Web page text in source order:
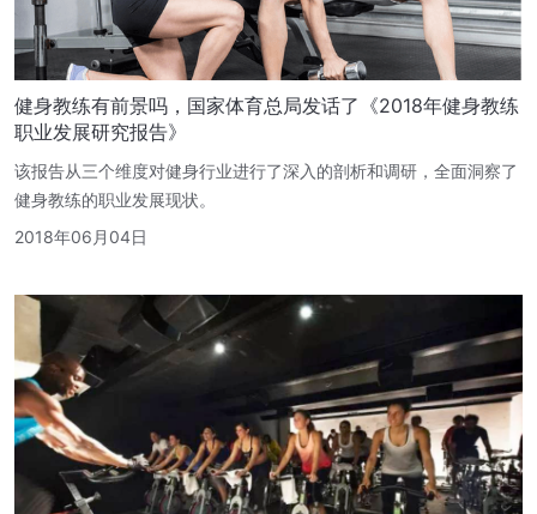
健身教练有前景吗，国家体育总局发话了《2018年健身教练
职业发展研究报告》
该报告从三个维度对健身行业进行了深入的剖析和调研，全面洞察了
健身教练的职业发展现状。
2018年06月04日